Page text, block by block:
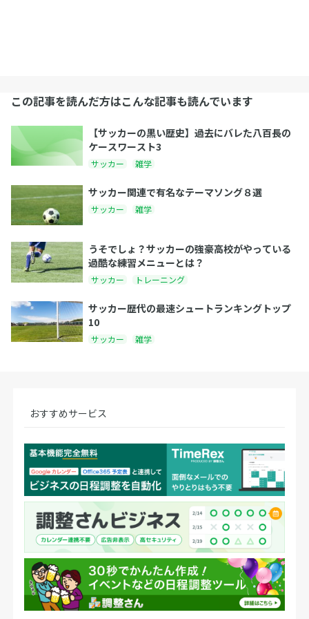
この記事を読んだ方はこんな記事も読んでいます
【サッカーの黒い歴史】過去にバレた八百長の
ケースワースト3
サッカー 雑学
サッカー関連で有名なテーマソング８選
サッカー 雑学
うそでしょ？サッカーの強豪高校がやっている
過酷な練習メニューとは？
サッカー トレーニング
サッカー歴代の最速シュートランキングトップ
10
サッカー 雑学
おすすめサービス